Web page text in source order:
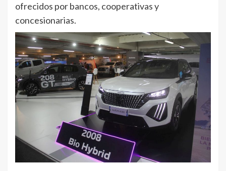
ofrecidos por bancos, cooperativas y
concesionarias.